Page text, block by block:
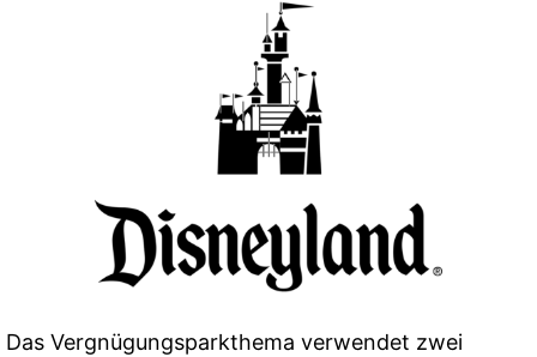
Das Vergnügungsparkthema verwendet zwei